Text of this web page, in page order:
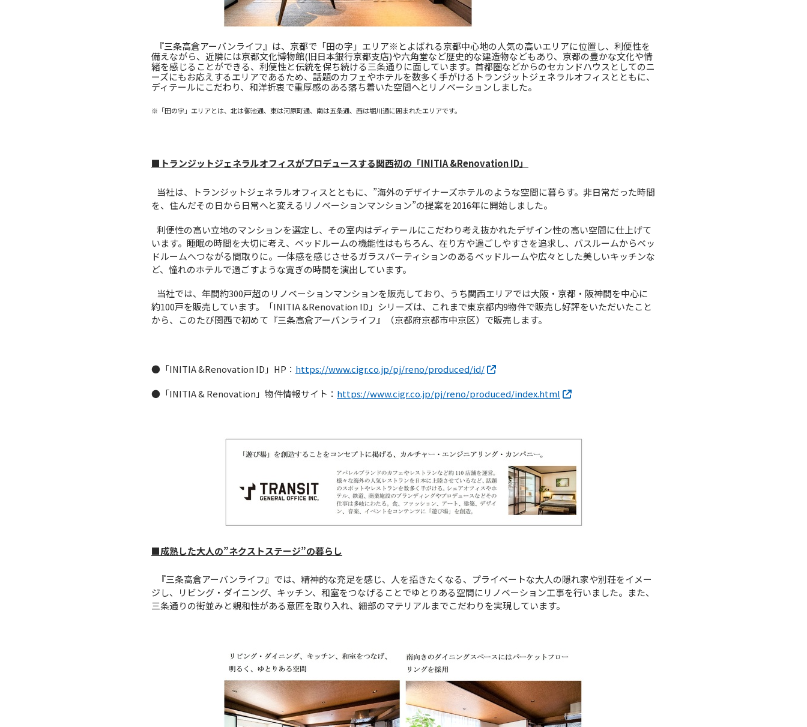
『三条高倉アーバンライフ』は、京都で「田の字」エリア※とよばれる京都中心地の人気の高いエリアに位置し、利便性を
備えながら、近隣には京都文化博物館(旧日本銀行京都支店)や六角堂など歴史的な建造物などもあり、京都の豊かな文化や情
緒を感じることができる、利便性と伝統を保ち続ける三条通りに面しています。首都圏などからのセカンドハウスとしてのニ
ーズにもお応えするエリアであるため、話題のカフェやホテルを数多く手がけるトランジットジェネラルオフィスとともに、
ディテールにこだわり、和洋折衷で重厚感のある落ち着いた空間へとリノベーションしました。
※「田の字」エリアとは、北は御池通、東は河原町通、南は五条通、西は堀川通に囲まれたエリアです。
■トランジットジェネラルオフィスがプロデュースする関西初の「INITIA &Renovation ID」
当社は、トランジットジェネラルオフィスとともに、”海外のデザイナーズホテルのような空間に暮らす。非日常だった時間
を、住んだその日から日常へと変えるリノベーションマンション”の提案を2016年に開始しました。
利便性の高い立地のマンションを選定し、その室内はディテールにこだわり考え抜かれたデザイン性の高い空間に仕上げて
います。睡眠の時間を大切に考え、ベッドルームの機能性はもちろん、在り方や過ごしやすさを追求し、バスルームからベッ
ドルームへつながる間取りに。一体感を感じさせるガラスパーティションのあるベッドルームや広々とした美しいキッチンな
ど、憧れのホテルで過ごすような寛ぎの時間を演出しています。
当社では、年間約300戸超のリノベーションマンションを販売しており、うち関西エリアでは大阪・京都・阪神間を中心に
約100戸を販売しています。「INITIA &Renovation ID」シリーズは、これまで東京都内9物件で販売し好評をいただいたこと
から、このたび関西で初めて『三条高倉アーバンライフ』（京都府京都市中京区）で販売します。
●「INITIA &Renovation ID」HP： https://www.cigr.co.jp/pj/reno/produced/id/
●「INITIA & Renovation」物件情報サイト： https://www.cigr.co.jp/pj/reno/produced/index.html
■成熟した大人の”ネクストステージ”の暮らし
『三条高倉アーバンライフ』では、精神的な充足を感じ、人を招きたくなる、プライベートな大人の隠れ家や別荘をイメー
ジし、リビング・ダイニング、キッチン、和室をつなげることでゆとりある空間にリノベーション工事を行いました。また、
三条通りの街並みと親和性がある意匠を取り入れ、細部のマテリアルまでこだわりを実現しています。